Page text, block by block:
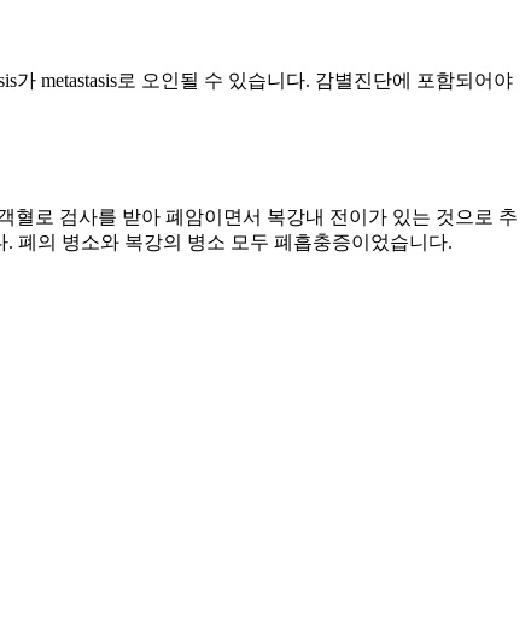
가 metastasis로 오인될 수 있습니다. 감별진단에 포함되어야
혈로 검사를 받아 폐암이면서 복강내 전이가 있는 것으로 추
. 폐의 병소와 복강의 병소 모두 폐흡충증이었습니다.